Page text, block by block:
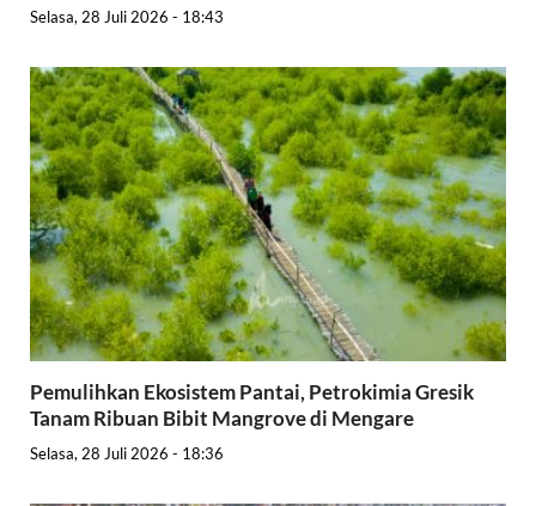
Selasa, 28 Juli 2026 - 18:43
Pemulihkan Ekosistem Pantai, Petrokimia Gresik
Tanam Ribuan Bibit Mangrove di Mengare
Selasa, 28 Juli 2026 - 18:36